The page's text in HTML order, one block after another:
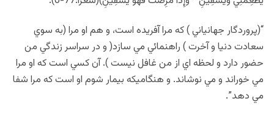
“(پروردگار جهانياني ) که مرا آفريده است، و هم او مرا (به سوي
سعادت دنيا و آخرت ) راهنمائي مي سازد( و در سراسر زندگي من
حضور دارد و لحظه اي از من غافل نيست ). آن کسي است که او مرا
مي خوراند و مي نوشاند. و هنگاميکه بيمار شوم او است که مرا شفا
مي دهد”.